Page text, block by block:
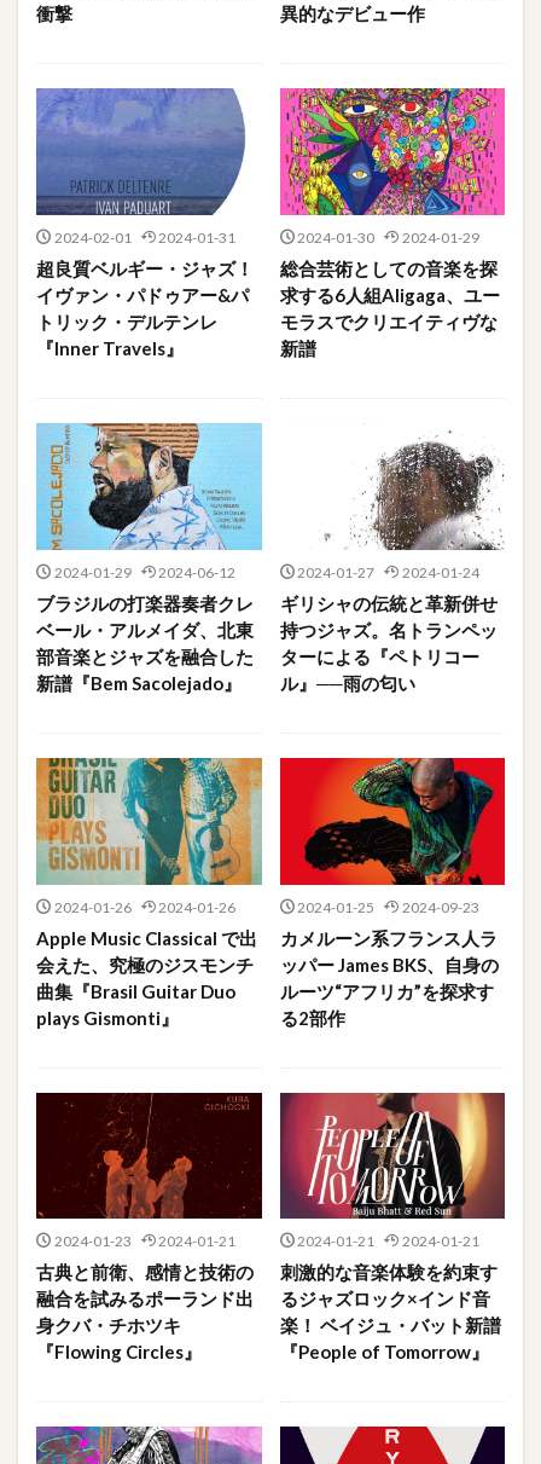
衝撃
異的なデビュー作
2024-02-01 2024-01-31
超良質ベルギー・ジャズ！
イヴァン・パドゥアー&パ
トリック・デルテンレ
『Inner Travels』
2024-01-30 2024-01-29
総合芸術としての音楽を探
求する6人組Aligaga、ユー
モラスでクリエイティヴな
新譜
2024-01-29 2024-06-12
ブラジルの打楽器奏者クレ
ベール・アルメイダ、北東
部音楽とジャズを融合した
新譜『Bem Sacolejado』
2024-01-27 2024-01-24
ギリシャの伝統と革新併せ
持つジャズ。名トランペッ
ターによる『ペトリコー
ル』──雨の匂い
2024-01-26 2024-01-26
Apple Music Classical で出
会えた、究極のジスモンチ
曲集『Brasil Guitar Duo
plays Gismonti』
2024-01-25 2024-09-23
カメルーン系フランス人ラ
ッパー James BKS、自身の
ルーツ“アフリカ”を探求す
る2部作
2024-01-23 2024-01-21
古典と前衛、感情と技術の
融合を試みるポーランド出
身クバ・チホツキ
『Flowing Circles』
2024-01-21 2024-01-21
刺激的な音楽体験を約束す
るジャズロック×インド音
楽！ ベイジュ・バット新譜
『People of Tomorrow』